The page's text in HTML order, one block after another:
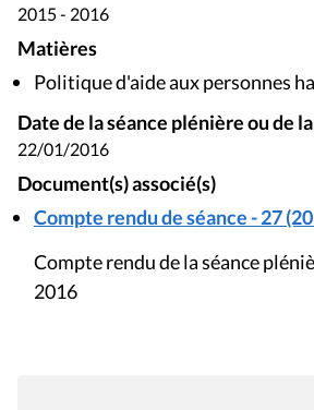
2015 - 2016
Matières
Politique d'aide aux personnes
Date de la séance plénière ou de
22/01/2016
Document(s) associé(s)
Compte rendu de séance - 27
Compte rendu de la séance
2016